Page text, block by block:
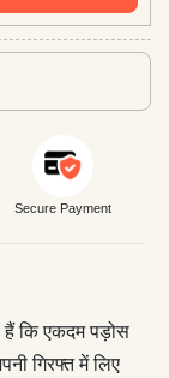
Secure Payment
हैं कि एकदम पड़ोस
गिरफ्त में लिए